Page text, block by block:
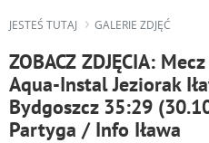
JESTEŚ TUTAJ GALERIE ZDJĘĆ
ZOBACZ ZDJĘCIA:
Aqua-Instal Jeziorak
Bydgoszcz 35:29
Partyga / Info Iława